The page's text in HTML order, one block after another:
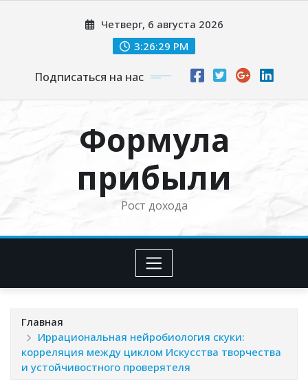
Четверг, 6 августа 2026
3:26:30 PM
Подписаться на нас
Формула
прибыли
Рост дохода
Главная
Иррациональная нейробиология скуки:
корреляция между циклом Искусства творчества
и устойчивостного проверятеля